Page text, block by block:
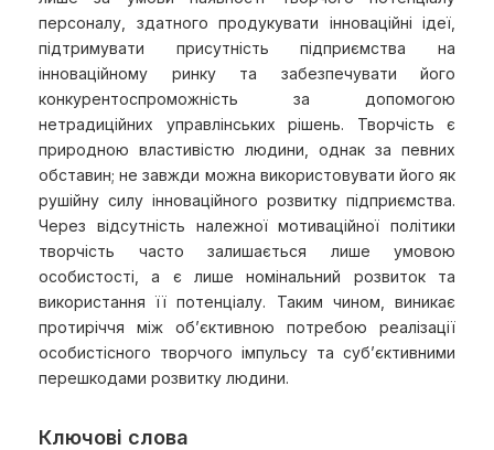
персоналу, здатного продукувати інноваційні ідеї,
підтримувати присутність підприємства на
інноваційному ринку та забезпечувати його
конкурентоспроможність за допомогою
нетрадиційних управлінських рішень. Творчість є
природною властивістю людини, однак за певних
обставин; не завжди можна використовувати його як
рушійну силу інноваційного розвитку підприємства.
Через відсутність належної мотиваційної політики
творчість часто залишається лише умовою
особистості, а є лише номінальний розвиток та
використання її потенціалу. Таким чином, виникає
протиріччя між об’єктивною потребою реалізації
особистісного творчого імпульсу та суб’єктивними
перешкодами розвитку людини.
Ключові слова